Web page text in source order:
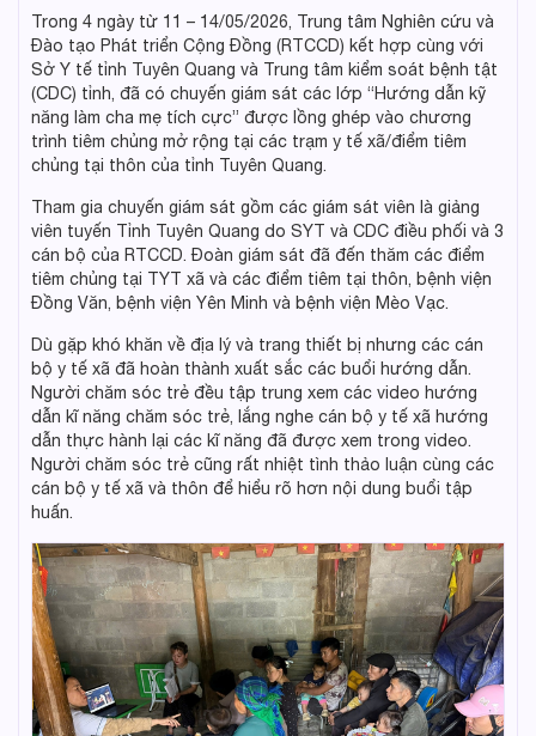
Trong 4 ngày từ 11 – 14/05/2026, Trung tâm Nghiên cứu và
Đào tạo Phát triển Cộng Đồng (RTCCD) kết hợp cùng với
Sở Y tế tỉnh Tuyên Quang và Trung tâm kiểm soát bệnh tật
(CDC) tỉnh, đã có chuyến giám sát các lớp “Hướng dẫn kỹ
năng làm cha mẹ tích cực” được lồng ghép vào chương
trình tiêm chủng mở rộng tại các trạm y tế xã/điểm tiêm
chủng tại thôn của tỉnh Tuyên Quang.
Tham gia chuyến giám sát gồm các giám sát viên là giảng
viên tuyến Tỉnh Tuyên Quang do SYT và CDC điều phối và 3
cán bộ của RTCCD. Đoàn giám sát đã đến thăm các điểm
tiêm chủng tại TYT xã và các điểm tiêm tại thôn, bệnh viện
Đồng Văn, bệnh viện Yên Minh và bệnh viện Mèo Vạc.
Dù gặp khó khăn về địa lý và trang thiết bị nhưng các cán
bộ y tế xã đã hoàn thành xuất sắc các buổi hướng dẫn.
Người chăm sóc trẻ đều tập trung xem các video hướng
dẫn kĩ năng chăm sóc trẻ, lắng nghe cán bộ y tế xã hướng
dẫn thực hành lại các kĩ năng đã được xem trong video.
Người chăm sóc trẻ cũng rất nhiệt tình thảo luận cùng các
cán bộ y tế xã và thôn để hiểu rõ hơn nội dung buổi tập
huấn.